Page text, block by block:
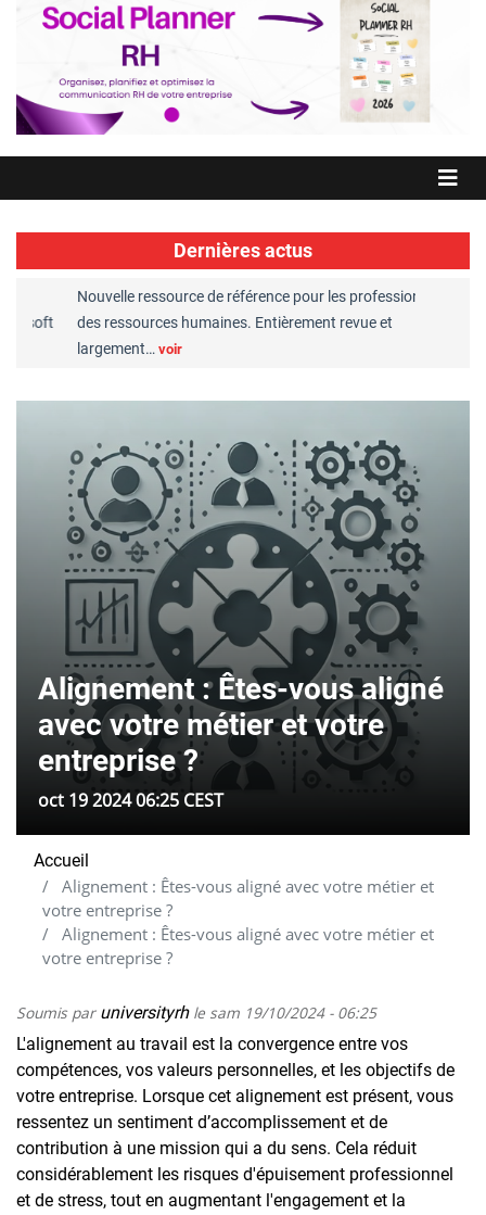
Dernières actus
Nouvelle ressource de référence pour les professionnels
des ressources humaines. Entièrement revue et
largement…voir
Alignement : Êtes-vous aligné
avec votre métier et votre
entreprise ?
oct 19 2024 06:25 CEST
Accueil
Alignement : Êtes-vous aligné avec votre métier et
votre entreprise ?
Alignement : Êtes-vous aligné avec votre métier et
votre entreprise ?
Soumis par universityrhle sam 19/10/2024 - 06:25
L'alignement au travail est la convergence entre vos
compétences, vos valeurs personnelles, et les objectifs de
votre entreprise. Lorsque cet alignement est présent, vous
ressentez un sentiment d’accomplissement et de
contribution à une mission qui a du sens. Cela réduit
considérablement les risques d'épuisement professionnel
et de stress, tout en augmentant l'engagement et la